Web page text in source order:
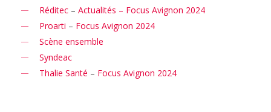
Réditec –Actualités – Focus Avignon 2024
Proarti – Focus Avignon 2024
Scène ensemble
Syndeac
Thalie Santé – Focus Avignon 2024